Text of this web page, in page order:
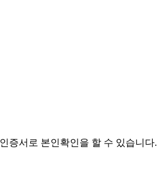
증서로 본인확인을 할 수 있습니다.